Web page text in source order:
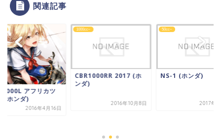
関連記事
アフリカツ
(ホンダ)
2016年4月16日
1000cc~
CBR1000RR 2017 (ホ
ンダ)
2016年10月8日
50cc~
NS-1 (ホンダ)
2017年1